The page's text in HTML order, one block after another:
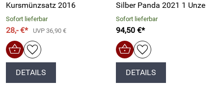
Kursmünzsatz 2016
Sofort lieferbar
28,- €* UVP 36,90 €
DETAILS
Silber Panda 2021 1 Unze
Sofort lieferbar
94,50 €*
DETAILS